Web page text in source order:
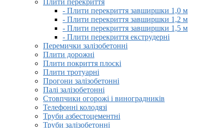
Плити перекриття
- Плити перекриття завширшки 1,0 м
- Плити перекриття завширшки 1,2 м
- Плити перекриття завширшки 1,5 м
- Плити перекриття екструдерні
Перемички залізобетонні
Плити дорожні
Плити покриття плоскі
Плити тротуарні
Прогони залізобетонні
Палі залізобетонні
Стовпчики огорожі і виноградників
Телефонні колодязі
Труби азбестоцементні
Труби залізобетонні